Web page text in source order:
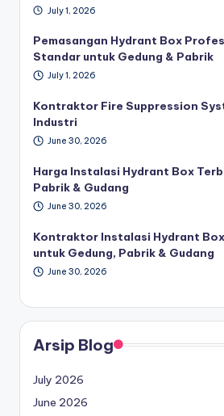
July 1, 2026
Pemasangan Hydrant Box
Standar untuk Gedung & Pabrik
July 1, 2026
Kontraktor Fire Suppression
Industri
June 30, 2026
Harga Instalasi Hydrant Box
Pabrik & Gudang
June 30, 2026
Kontraktor Instalasi Hydrant
untuk Gedung, Pabrik & Gudang
June 30, 2026
Arsip Blog
July 2026
June 2026